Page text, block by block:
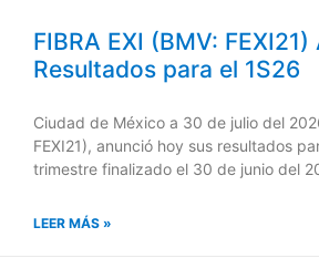
FIBRA EXI (BMV:
Resultados para el 1S26
Ciudad de México a 30 de julio del
FEXI21), anunció hoy sus resultados
trimestre finalizado el 30 de junio del
LEER MÁS »